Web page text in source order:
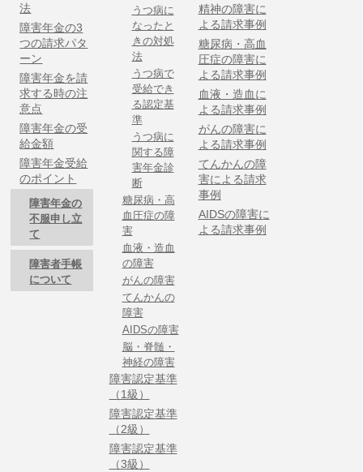
法
障害年金の3
つの請求パタ
ーン
障害年金を請
求する時の注
意点
障害年金の受
給金額
障害年金受給
のポイント
障害年金の
不服申し立
て
障害者手帳
について
うつ病に
なったと
きの対処
法
うつ病で
受給でき
る認定基
準
うつ病に
関する障
害年金診
断
糖尿病・高
血圧症の障
害
血液・造血
の障害
がんの障害
てんかんの
障害
AIDSの障害
脳・脊髄・
神経の障害
障害認定基準
（1級）
障害認定基準
（2級）
障害認定基準
（3級）
精神の障害に
よる請求事例
糖尿病・高血
圧症の障害に
よる請求事例
血液・造血に
よる請求事例
がんの障害に
よる請求事例
てんかんの障
害による請求
事例
AIDSの障害に
よる請求事例